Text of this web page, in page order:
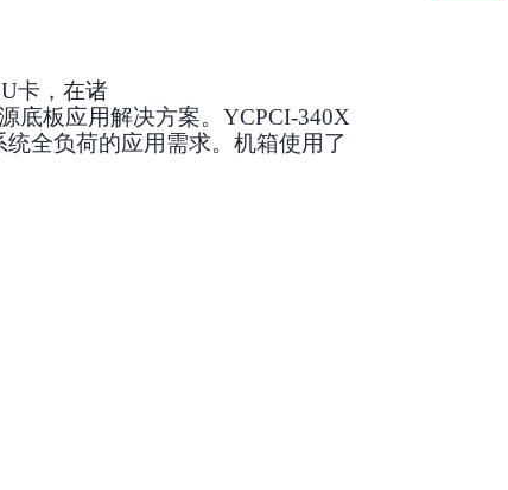
卡，在诸
底板应用解决方案。YCPCI-340X
统全负荷的应用需求。机箱使用了